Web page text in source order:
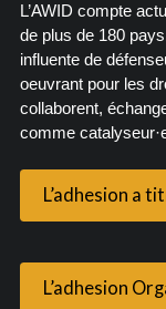
L’AWID compte
de plus de 180
influente de
oeuvrant pour les
collaborent,
comme
L’adhesion a
L’adhesion